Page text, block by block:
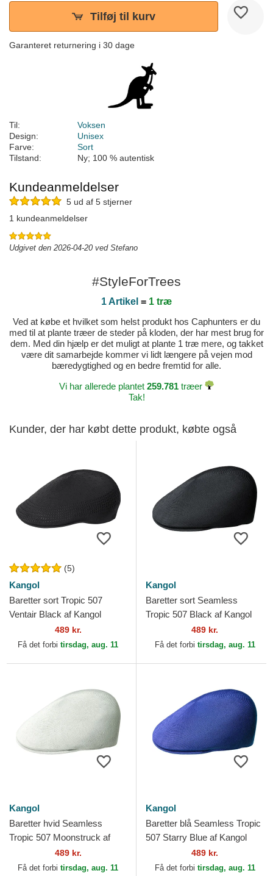
Tilføj til kurv
Garanteret returnering i 30 dage
Til:
Voksen
Design:
Unisex
Farve:
Sort
Tilstand:
Ny; 100 % autentisk
Kundeanmeldelser
5 ud af 5 stjerner
1 kundeanmeldelser
Udgivet den 2026-04-20 ved Stefano
#StyleForTrees
1 Artikel = 1 træ
Ved at købe et hvilket som helst produkt hos Caphunters er du
med til at plante træer de steder på kloden, der har mest brug for
dem. Med din hjælp er det muligt at plante 1 træ mere, og takket
være dit samarbejde kommer vi lidt længere på vejen mod
bæredygtighed og en bedre fremtid for alle.
Vi har allerede plantet 259.781 træer
Tak!
Kunder, der har købt dette produkt, købte også
(5)
Kangol
Baretter sort Tropic 507
Ventair Black af Kangol
489 kr.
Få det forbi tirsdag, aug. 11
Kangol
Baretter sort Seamless
Tropic 507 Black af Kangol
489 kr.
Få det forbi tirsdag, aug. 11
Kangol
Baretter hvid Seamless
Tropic 507 Moonstruck af
489 kr.
Få det forbi tirsdag, aug. 11
Kangol
Baretter blå Seamless Tropic
507 Starry Blue af Kangol
489 kr.
Få det forbi tirsdag, aug. 11